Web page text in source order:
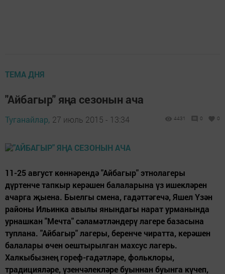
ТЕМА ДНЯ
"Айбагыр" яңа сезонын ача
Туганайлар, 27 июль 2015 - 13:34 4431 0 0
11-25 август көннәрендә "Айбагыр" этнолагеры
дүртенче тапкыр керәшен балаларына үз ишекләрен
ачарга җыена. Быелгы смена, гадәттәгечә, Яшел Үзән
районы Ильинка авылы янындагы нарат урманында
урнашкан "Мечта" сәламәтләндерү лагере базасына
туплана. "Айбагыр" лагеры, беренче чиратта, керәшен
балалары өчен оештырылган махсус лагерь.
Халкыбызнең гореф-гадәтләре, фольклоры,
традицияләре, үзенчәлекләре буыннан буынга күчеп,